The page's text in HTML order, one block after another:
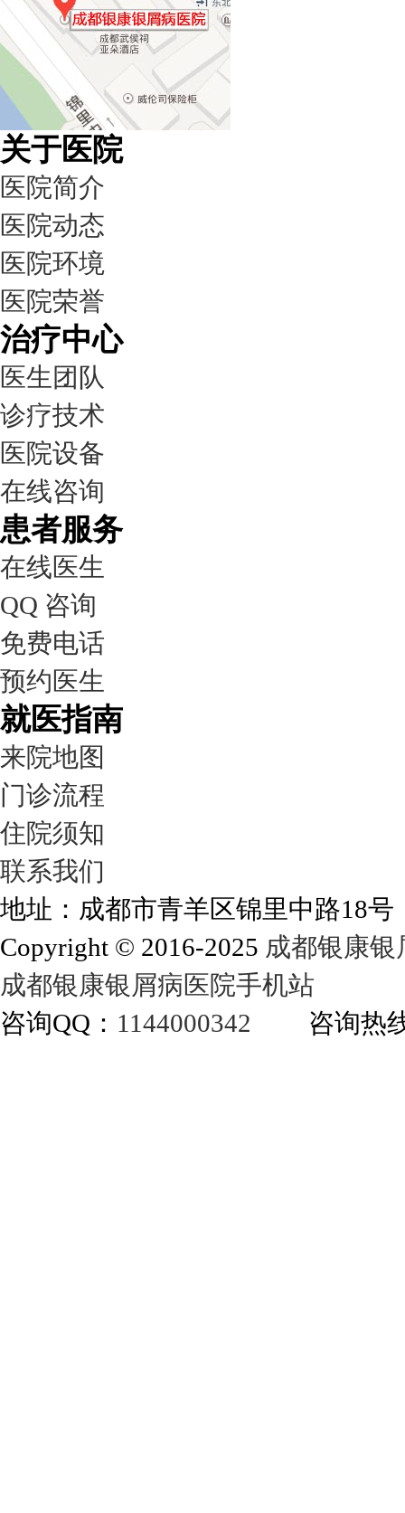
关于医院
医院简介
医院动态
医院环境
医院荣誉
治疗中心
医生团队
诊疗技术
医院设备
在线咨询
患者服务
在线医生
QQ 咨询
免费电话
预约医生
就医指南
来院地图
门诊流程
住院须知
联系我们
地址：成都市青羊区锦里中路18
Copyright © 2016-2025 成都银康银
成都银康银屑病医院手机站
咨询QQ： 1144000342 咨询热线